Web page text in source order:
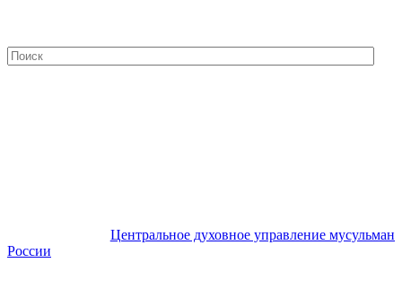
Центральное духовное управление мусульман
России